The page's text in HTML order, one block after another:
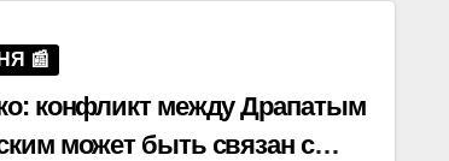
📰
конфликт между Драпатым
может быть связан с